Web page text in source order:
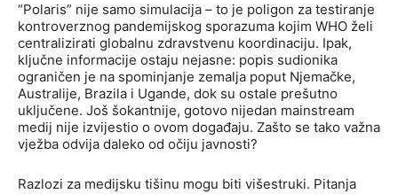
“Polaris” nije samo simulacija – to je poligon za testiranje
kontroverznog pandemijskog sporazuma kojim WHO želi
centralizirati globalnu zdravstvenu koordinaciju. Ipak,
ključne informacije ostaju nejasne: popis sudionika
ograničen je na spominjanje zemalja poput Njemačke,
Australije, Brazila i Ugande, dok su ostale prešutno
uključene. Još šokantnije, gotovo nijedan mainstream
medij nije izvijestio o ovom događaju. Zašto se tako važna
vježba odvija daleko od očiju javnosti?
Razlozi za medijsku tišinu mogu biti višestruki. Pitanja